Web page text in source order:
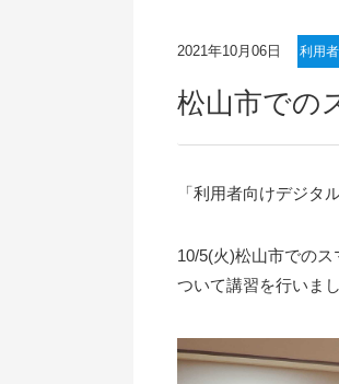
2021年10月06日 利用
松山市での
「利用者向けデジタ
10/5(火)松山市での
ついて講習を行いまし